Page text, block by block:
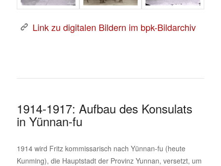
Link zu digitalen Bildern im bpk-Bildarchiv
1914-1917: Aufbau des Konsulats
in Yünnan-fu
1914 wird Fritz kommissarisch nach Yünnan-fu (heute
Kunming), die Hauptstadt der Provinz Yunnan, versetzt, um